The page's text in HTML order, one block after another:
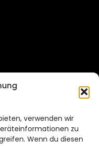
verwenden wir
zu
Wenn du diesen